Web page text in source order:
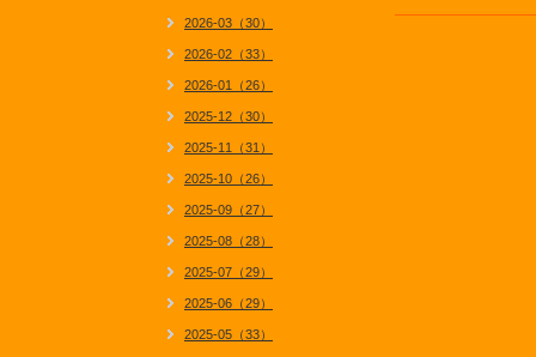
2026-03（30）
2026-02（33）
2026-01（26）
2025-12（30）
2025-11（31）
2025-10（26）
2025-09（27）
2025-08（28）
2025-07（29）
2025-06（29）
2025-05（33）